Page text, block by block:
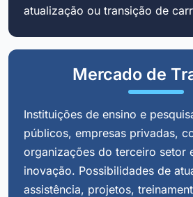
atualização ou transição de
Mercado de
Instituições de ensino e
públicos, empresas privadas,
organizações do terceiro setor
inovação. Possibilidades de
assistência, projetos,